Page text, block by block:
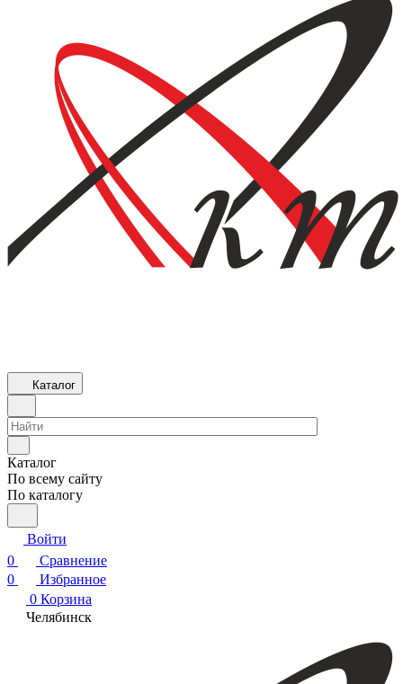
Каталог
Каталог
По всему сайту
По каталогу
Войти
0
Сравнение
0
Избранное
0 Корзина
Челябинск